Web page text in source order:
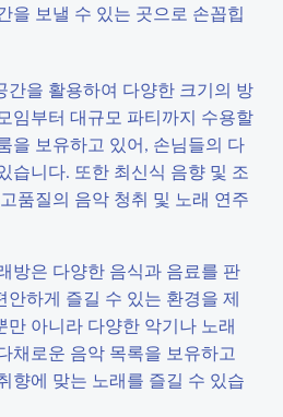
을 보낼 수 있는 곳으로 손꼽힙
간을 활용하여 다양한 크기의 방
임부터 대규모 파티까지 수용할
을 보유하고 있어, 손님들의 다
습니다. 또한 최신식 음향 및 조
품질의 음악 청취 및 노래 연주
방은 다양한 음식과 음료를 판
하게 즐길 수 있는 환경을 제
만 아니라 다양한 악기나 노래
채로운 음악 목록을 보유하고
향에 맞는 노래를 즐길 수 있습